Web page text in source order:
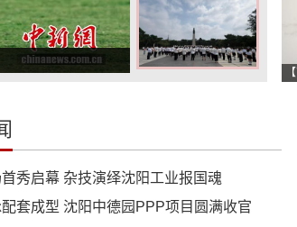
秀启幕 杂技演绎沈阳工业报国魂
套成型 沈阳中德园PPP项目圆满收官